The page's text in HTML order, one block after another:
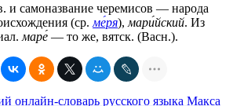
и самоназвание черемисов — народа
(ср. ме́ря), мари́йский. Из
маре́ — то же, вятск. (Васн.).
онлайн-словарь русского языка Макса